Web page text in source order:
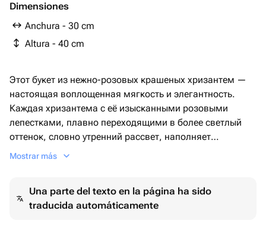
Dimensiones
Anchura - 30 cm
Altura - 40 cm
Этот букет из нежно-розовых крашеных хризантем —
настоящая воплощенная мягкость и элегантность.
Каждая хризантема с её изысканными розовыми
лепестками, плавно переходящими в более светлый
оттенок, словно утренний рассвет, наполняет
атмосферу особым уютом и теплотой. Краски этих
из таких хризантем излучает спокойствие и гармонию,
она идеально подходит для романтических случаев,
Mostrar más
Una parte del texto en la página ha sido
traducida automáticamente